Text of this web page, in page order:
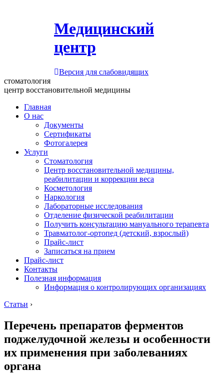
Медицинский
центр
Версия для слабовидящих
стоматология
центр восстановительной медицины
Главная
О нас
Документы
Сертификаты
Фотогалерея
Услуги
Стоматология
Центр восстановительной медицины,
реабилитации и коррекции веса
Косметология
Наркология
Лабораторные исследования
Отделение физической реабилитации
Получить консультацию мануального терапевта
Травматолог-ортопед (детский, взрослый)
Прайс-лист
Записаться на прием
Прайс-лист
Контакты
Полезная информация
Информация о контролирующих организациях
Статьи ›
Перечень препаратов ферментов
поджелудочной железы и особенности
их применения при заболеваниях
органа